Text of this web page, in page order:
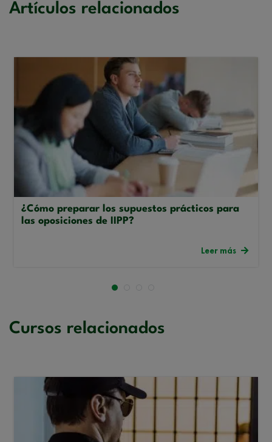
Artículos relacionados
¿Cómo preparar los supuestos prácticos para
las oposiciones de IIPP?
Leer más
Cursos relacionados